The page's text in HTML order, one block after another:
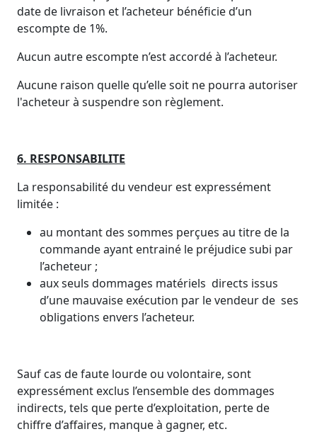
date de livraison et l’acheteur bénéficie d’un
escompte de 1%.
Aucun autre escompte n’est accordé à l’acheteur.
Aucune raison quelle qu’elle soit ne pourra autoriser
l'acheteur à suspendre son règlement.
6. RESPONSABILITE
La responsabilité du vendeur est expressément
limitée :
au montant des sommes perçues au titre de la
commande ayant entrainé le préjudice subi par
l’acheteur ;
aux seuls dommages matériels directs issus
d’une mauvaise exécution par le vendeur de ses
obligations envers l’acheteur.
Sauf cas de faute lourde ou volontaire, sont
expressément exclus l’ensemble des dommages
indirects, tels que perte d’exploitation, perte de
chiffre d’affaires, manque à gagner, etc.